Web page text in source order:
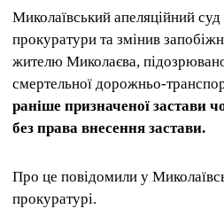
Миколаївський апеляційний
прокуратури та змінив
жителю Миколаєва,
смертельної дорожньо-
раніше призначеної застави
без права внесення застави.
Про це повідомили у
прокуратурі.